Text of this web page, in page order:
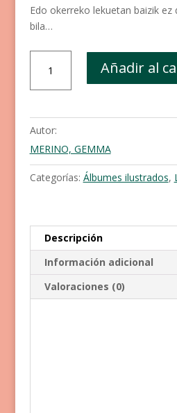
Edo okerreko lekuetan baizik ez
bila…
Zorigaitz
cantidad
Añadir al
Autor:
MERINO, GEMMA
Categorías: Álbumes ilustrados,
Descripción
Información adicional
Valoraciones (0)